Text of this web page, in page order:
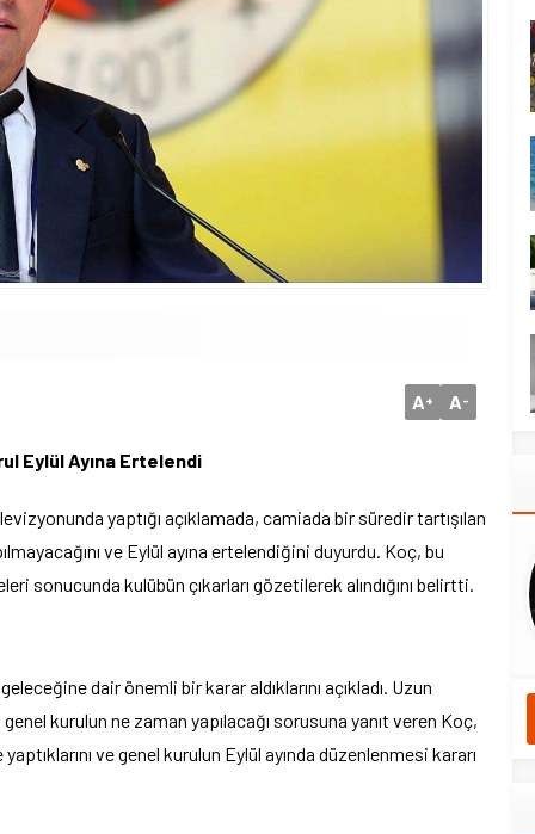
A+ A-
Eylül Ayına Ertelendi
yaptığı açıklamada, camiada bir süredir tartışılan
ve Eylül ayına ertelendiğini duyurdu. Koç, bu
sonucunda kulübün çıkarları gözetilerek alındığını belirtti.
dair önemli bir karar aldıklarını açıkladı. Uzun
kurulun ne zaman yapılacağı sorusuna yanıt veren Koç,
ve genel kurulun Eylül ayında düzenlenmesi kararı